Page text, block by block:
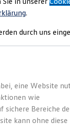
.
durch uns
eine Website
wie
sichere Bereiche
kann ohne diese